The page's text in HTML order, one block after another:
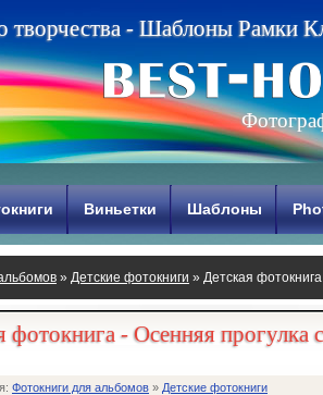
творчества - Шаблоны Рамки К
Виньетки Шаблоны
» Детские фотокниги » Детская
фотокнига - Осенняя прогулка
Фотокниги для альбомов » Детские фотокниги